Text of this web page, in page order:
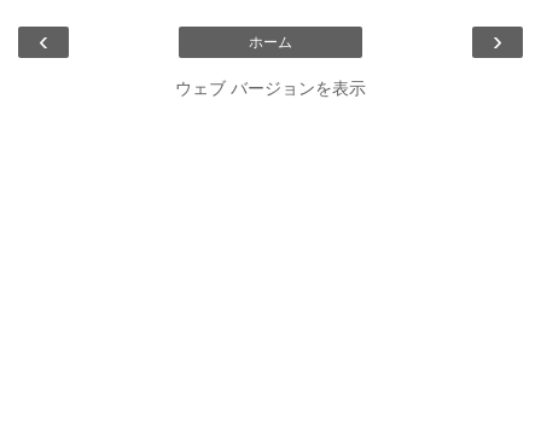
‹ ›
ホーム
ウェブ バージョンを表示